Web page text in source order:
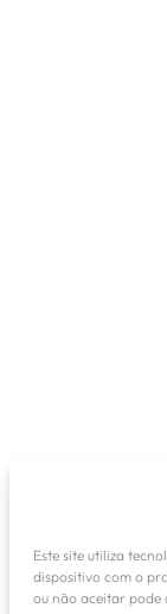
Este site utiliza
dispositivo com o
ou não aceitar pode